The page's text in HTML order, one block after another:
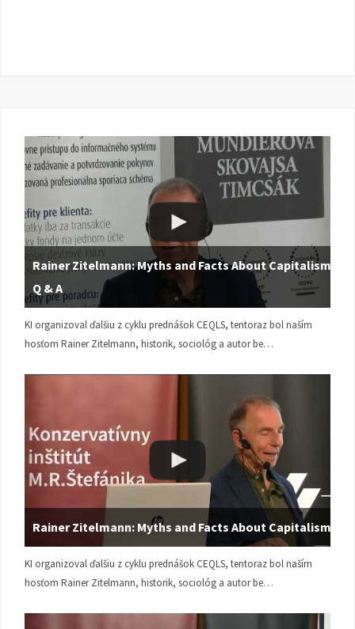
Rainer Zitelmann: Myths and Facts About Capitalism |
Q & A
KI organizoval ďalšiu z cyklu prednášok CEQLS, tentoraz bol naším
hosťom Rainer Zitelmann, historik, sociológ a autor be…
Rainer Zitelmann: Myths and Facts About Capitalism
KI organizoval ďalšiu z cyklu prednášok CEQLS, tentoraz bol naším
hosťom Rainer Zitelmann, historik, sociológ a autor be…